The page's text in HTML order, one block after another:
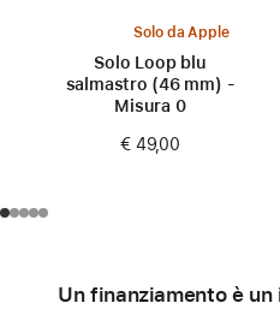
Solo da Apple
Solo Loop blu
salmastro (46 mm) -
Misura 0
€ 49,00
Un finanziamento è